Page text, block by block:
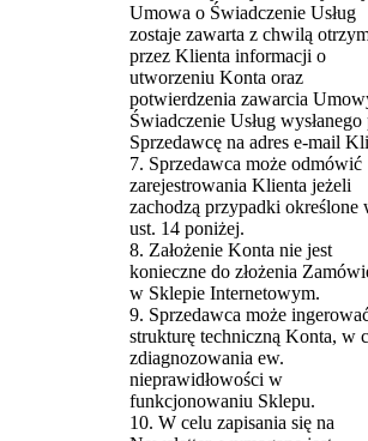
Umowa o Świadczenie Usług
zostaje zawarta z chwilą
przez Klienta informacji o
utworzeniu Konta oraz
potwierdzenia zawarcia
Świadczenie Usług wysłanego
Sprzedawcę na adres e-mail
7. Sprzedawca może odmówić
zarejestrowania Klienta jeżeli
zachodzą przypadki określone
ust. 14 poniżej.
8. Założenie Konta nie jest
konieczne do złożenia
w Sklepie Internetowym.
9. Sprzedawca może
strukturę techniczną Konta, w
zdiagnozowania ew.
nieprawidłowości w
funkcjonowaniu Sklepu.
10. W celu zapisania się na